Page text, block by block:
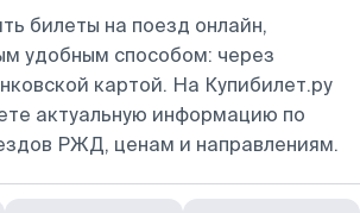
билеты на поезд онлайн,
удобным способом: через
картой. На Купибилет.ру
актуальную информацию по
РЖД, ценам и направлениям.